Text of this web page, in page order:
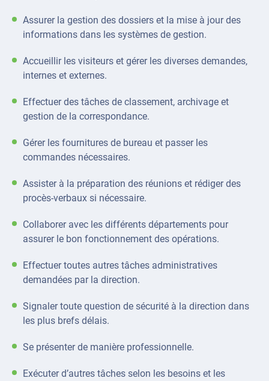
Assurer la gestion des dossiers et la mise à jour des
informations dans les systèmes de gestion.
Accueillir les visiteurs et gérer les diverses demandes,
internes et externes.
Effectuer des tâches de classement, archivage et
gestion de la correspondance.
Gérer les fournitures de bureau et passer les
commandes nécessaires.
Assister à la préparation des réunions et rédiger des
procès-verbaux si nécessaire.
Collaborer avec les différents départements pour
assurer le bon fonctionnement des opérations.
Effectuer toutes autres tâches administratives
demandées par la direction.
Signaler toute question de sécurité à la direction dans
les plus brefs délais.
Se présenter de manière professionnelle.
Exécuter d’autres tâches selon les besoins et les